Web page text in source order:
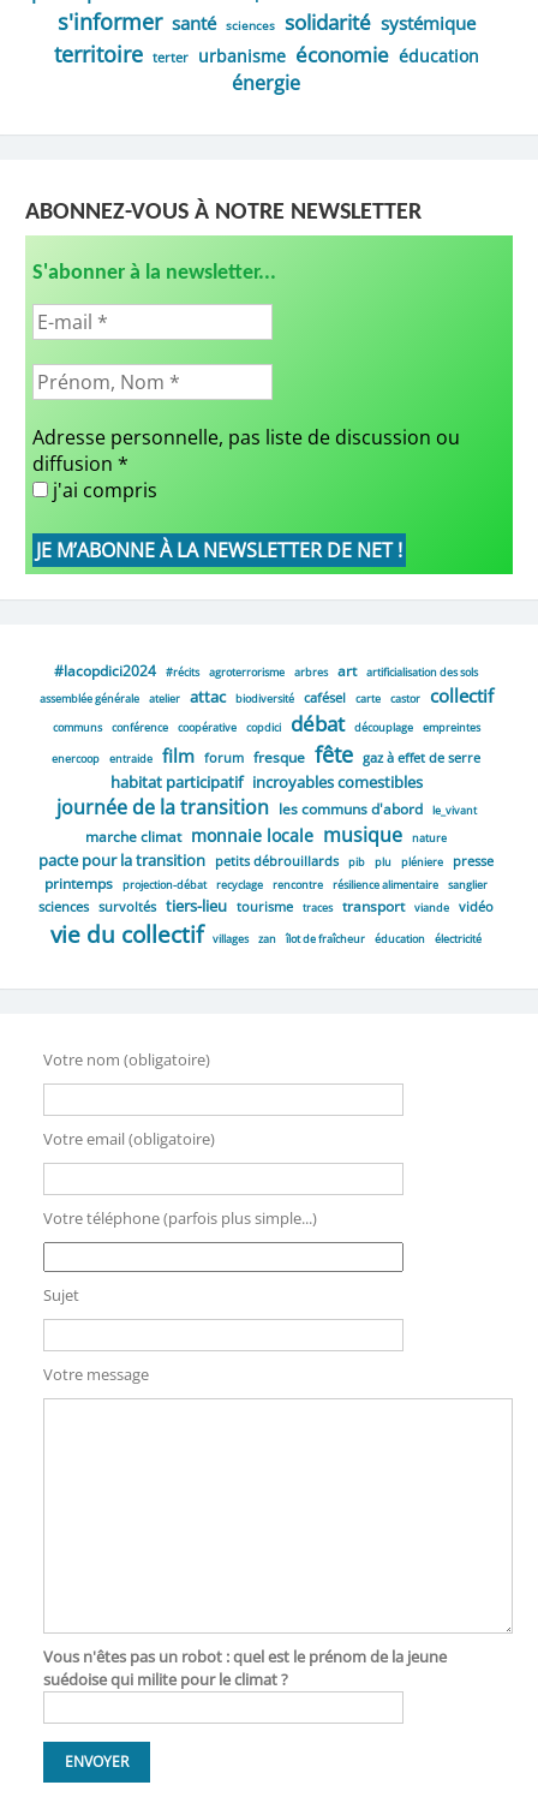
s'informer santé sciences solidarité systémique
territoire terter urbanisme économie éducation
énergie
ABONNEZ-VOUS À NOTRE NEWSLETTER
S'abonner à la newsletter...
Adresse personnelle, pas liste de discussion ou
diffusion *
j'ai compris
#lacopdici2024 #récits agroterrorisme arbres art
artificialisation des sols
assemblée générale
atelier attac biodiversité cafésel carte castor collectif
communs conférence coopérative copdici débat découplage
empreintes
enercoop
entraide film forum fresque fête gaz à effet de serre
habitat participatif incroyables comestibles
journée de la transition les communs d'abord le_vivant
marche climat monnaie locale musique nature
pacte pour la transition petits débrouillards pib plu pléniere presse
printemps projection-débat recyclage rencontre résilience alimentaire sanglier
sciences survoltés tiers-lieu tourisme traces transport viande vidéo
vie du collectif villages zan îlot de fraîcheur éducation électricité
Votre nom (obligatoire)
Votre email (obligatoire)
Votre téléphone (parfois plus simple...)
Sujet
Votre message
Vous n'êtes pas un robot : quel est le prénom de la jeune
suédoise qui milite pour le climat ?